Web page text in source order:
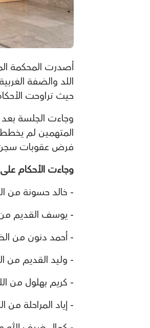
أصدرت المحكمة
حيث تراوحت الأحكام في
المتهمين لم
فرض عقوبات
وجاءت الأحكام على
- خالد حسونة من اللد: 14 عاماً وتعويض 130
- يوسف القديم من اللد: 13 عاماً ونصف
- أحمد دنون من الضفة: 13 عاماً ونصف وتعويض
- وليد القديم من اللد: 13 عاماً وتعويض 130
- كريم بهلول من اللد: 13 عاماً وتعويض 130
- إياد المراحلة من اللد: 12 عاماً وتعويض 130